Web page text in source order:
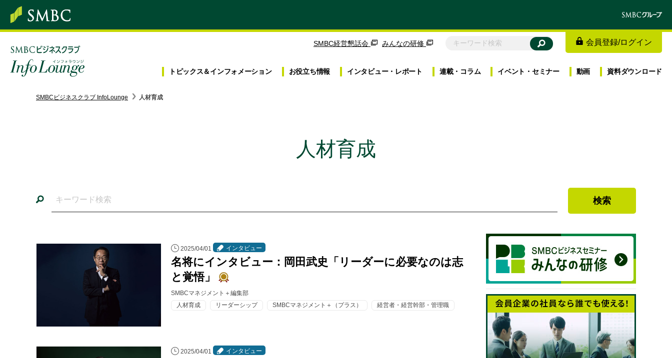
SMBC経営懇話会 みんなの研修 会員登録/ログイン
トピックス＆インフォメーション お役立ち情報 インタビュー・ レポート 連載・ コラム イベント・ セミナー 動画 資料ダウンロード
インタビュー・レポート
SMBCビジネスクラブ InfoLounge 人材育成
人材育成
2025/04/01 インタビュー
名将にインタビュー：岡田武史「リーダーに必要なのは志
と覚悟」
SMBCマネジメント＋編集部
人材育成
リーダーシップ SMBCマネジメント＋（プラス） 経営者・経営幹部・管理職
2025/04/01 インタビュー